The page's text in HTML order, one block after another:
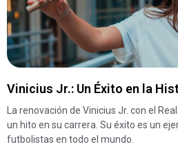
Vinicius Jr.: Un Éxito en la
La renovación de Vinicius Jr. con el
un hito en su carrera. Su éxito es un
futbolistas en todo el mundo.